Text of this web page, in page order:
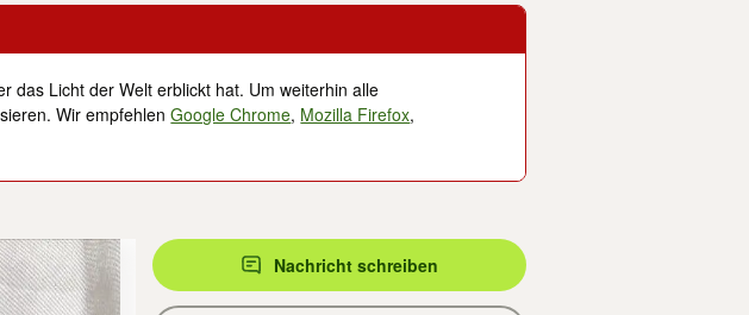
das Licht der Welt erblickt hat. Um weiterhin alle
Wir empfehlenGoogle Chrome, Mozilla Firefox,
Nachricht schreiben